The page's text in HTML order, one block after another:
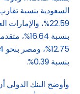
بنسبة
بنسبة 0.39%.
وأوضح البنك الدولي